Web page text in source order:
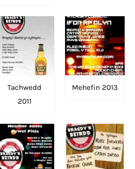
Tachwedd
2011
Mehefin 2013